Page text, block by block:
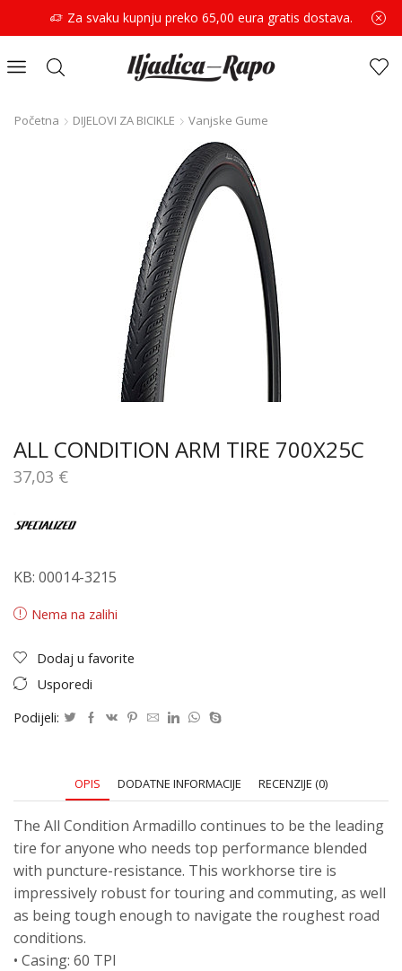
Za svaku kupnju preko 65,00 eura gratis dostava.
Početna DIJELOVI ZA BICIKLE Vanjske Gume
ALL CONDITION ARM TIRE 700X25C
37,03 €
KB: 00014-3215
Nema na zalihi
Dodaj u favorite
Usporedi
Podijeli:
OPIS DODATNE INFORMACIJE RECENZIJE (0)
The All Condition Armadillo continues to be the leading
tire for anyone who needs top performance blended
with puncture-resistance. This workhorse tire is
impressively robust for touring and commuting, as well
as being tough enough to navigate the roughest road
conditions.
• Casing: 60 TPI